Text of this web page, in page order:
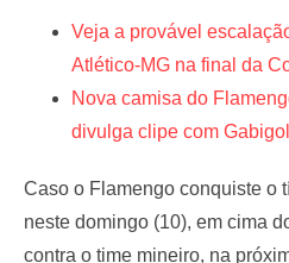
Veja a provável
Atlético-MG na final da
Nova camisa do
divulga clipe com
Caso o Flamengo conquiste o
neste domingo (10), em cima
contra o time mineiro, na